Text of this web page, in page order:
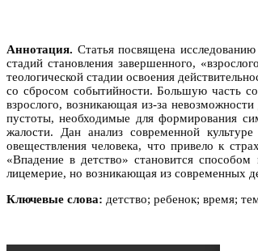
Аннотация. Статья посвящена
стадий становления завершенного,
теологической стадии освоения
со сбросом событийности. Большую часть
взрослого, возникающая из-за
пустоты, необходимые для формирования
жалости. Дан анализ современной
овеществления человека, что привело к
«Впадение в детство» становится
лицемерие, но возникающая из современных
Ключевые слова: детство; ребенок; время;